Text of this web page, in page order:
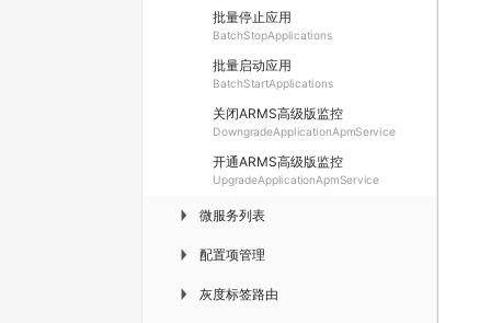
批量停止应用
BatchStopApplications
批量启动应用
BatchStartApplications
关闭ARMS高级版监控
DowngradeApplicationApmService
开通ARMS高级版监控
UpgradeApplicationApmService
▶ 微服务列表
▶ 配置项管理
▶ 灰度标签路由